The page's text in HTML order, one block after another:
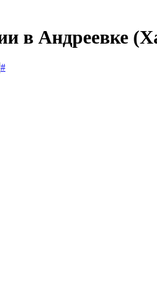
в Андреевке
#